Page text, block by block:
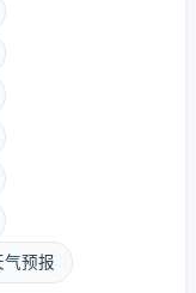
气预报